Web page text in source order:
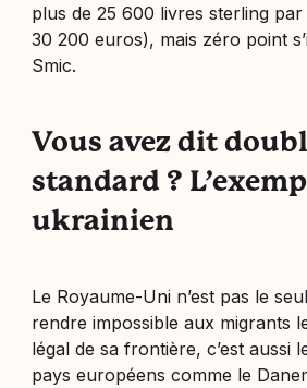
plus de 25 600 livres sterling
30 200 euros), mais zéro point
Smic.
Vous avez dit
standard ?
ukrainien
Le Royaume-Uni n’est pas le
rendre impossible aux migrants
légal de sa frontière, c’est aussi
pays européens comme le